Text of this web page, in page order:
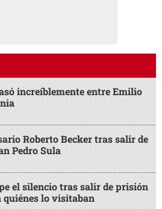
increíblemente entre Emilio
Roberto Becker tras salir de
Pedro Sula
el silencio tras salir de prisión
quiénes lo visitaban